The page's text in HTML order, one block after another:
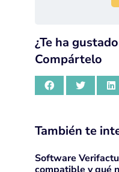
¿Te ha
Compártelo
También te
Software